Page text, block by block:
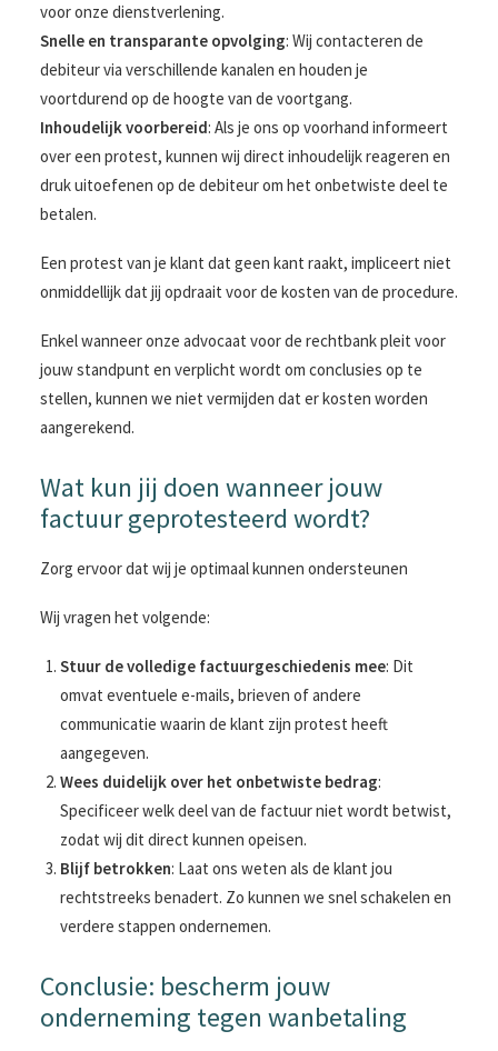
voor onze dienstverlening.
Snelle en transparante opvolging: Wij contacteren de
debiteur via verschillende kanalen en houden je
voortdurend op de hoogte van de voortgang.
Inhoudelijk voorbereid: Als je ons op voorhand informeert
over een protest, kunnen wij direct inhoudelijk reageren en
druk uitoefenen op de debiteur om het onbetwiste deel te
betalen.
Een protest van je klant dat geen kant raakt, impliceert niet
onmiddellijk dat jij opdraait voor de kosten van de procedure.
Enkel wanneer onze advocaat voor de rechtbank pleit voor
jouw standpunt en verplicht wordt om conclusies op te
stellen, kunnen we niet vermijden dat er kosten worden
aangerekend.
Wat kun jij doen wanneer jouw
factuur geprotesteerd wordt?
Zorg ervoor dat wij je optimaal kunnen ondersteunen
Wij vragen het volgende:
Stuur de volledige factuurgeschiedenis mee: Dit
omvat eventuele e-mails, brieven of andere
communicatie waarin de klant zijn protest heeft
aangegeven.
Wees duidelijk over het onbetwiste bedrag:
Specificeer welk deel van de factuur niet wordt betwist,
zodat wij dit direct kunnen opeisen.
Blijf betrokken: Laat ons weten als de klant jou
rechtstreeks benadert. Zo kunnen we snel schakelen en
verdere stappen ondernemen.
Conclusie: bescherm jouw
onderneming tegen wanbetaling